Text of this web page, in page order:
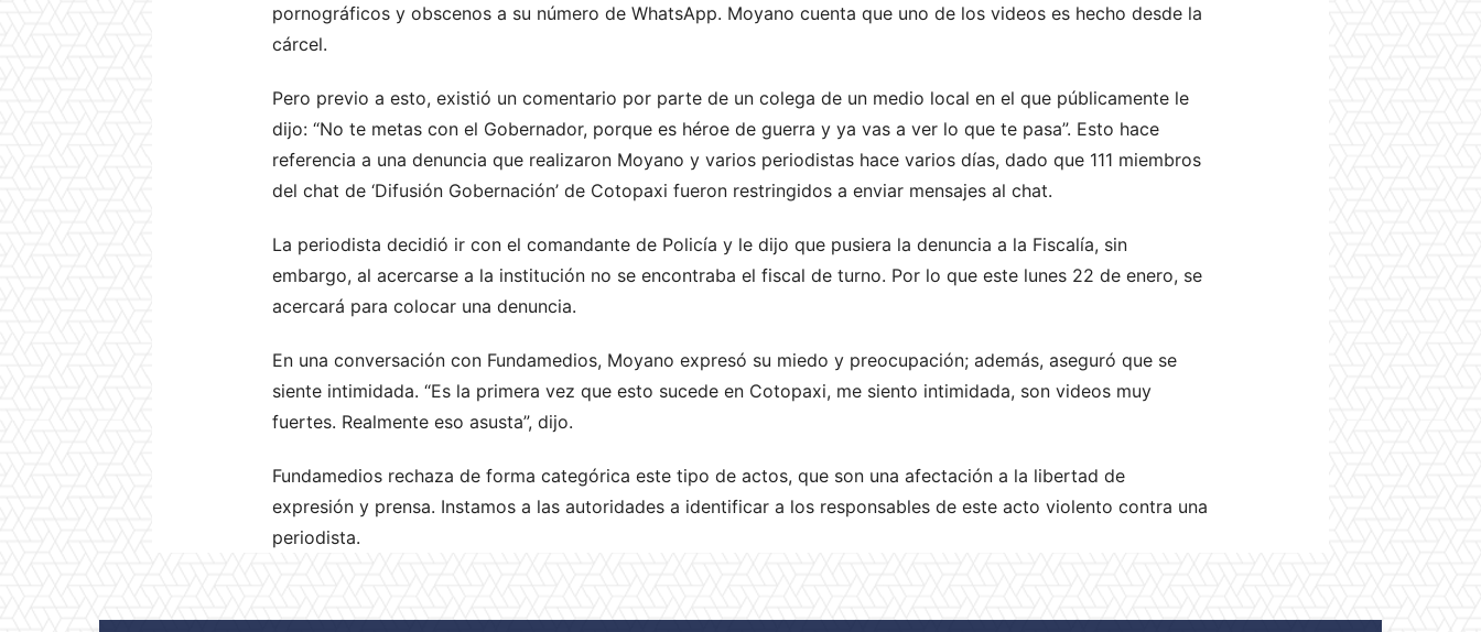
pornográficos y obscenos a su número de WhatsApp. Moyano cuenta que uno de los videos es hecho desde la
cárcel.
Pero previo a esto, existió un comentario por parte de un colega de un medio local en el que públicamente le
dijo: “No te metas con el Gobernador, porque es héroe de guerra y ya vas a ver lo que te pasa”. Esto hace
referencia a una denuncia que realizaron Moyano y varios periodistas hace varios días, dado que 111 miembros
del chat de ‘Difusión Gobernación’ de Cotopaxi fueron restringidos a enviar mensajes al chat.
La periodista decidió ir con el comandante de Policía y le dijo que pusiera la denuncia a la Fiscalía, sin
embargo, al acercarse a la institución no se encontraba el fiscal de turno. Por lo que este lunes 22 de enero, se
acercará para colocar una denuncia.
En una conversación con Fundamedios, Moyano expresó su miedo y preocupación; además, aseguró que se
siente intimidada. “Es la primera vez que esto sucede en Cotopaxi, me siento intimidada, son videos muy
fuertes. Realmente eso asusta”, dijo.
Fundamedios rechaza de forma categórica este tipo de actos, que son una afectación a la libertad de
expresión y prensa. Instamos a las autoridades a identificar a los responsables de este acto violento contra una
periodista.